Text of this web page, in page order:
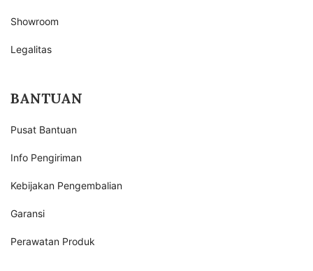
Showroom
Legalitas
BANTUAN
Pusat Bantuan
Info Pengiriman
Kebijakan Pengembalian
Garansi
Perawatan Produk